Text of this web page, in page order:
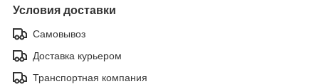
Условия доставки
Самовывоз
Доставка курьером
Транспортная компания